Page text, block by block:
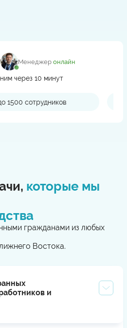
Менеджер онлайн
через 10 минут
при проверках
которые мы
гражданами из любых
Востока.
и